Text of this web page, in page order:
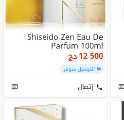
Shiseido Zen Eau De
Parfum 100ml
12 500دج
التوصيل متوفر
إتصال